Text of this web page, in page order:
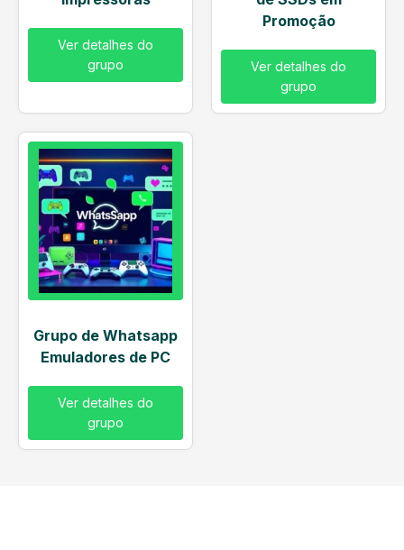
Ver detalhes do
grupo
Promoção
Ver detalhes do
grupo
Grupo de Whatsapp
Emuladores de PC
Ver detalhes do
grupo